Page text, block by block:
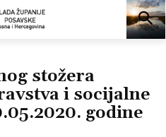
stožera
i socijalne
godine